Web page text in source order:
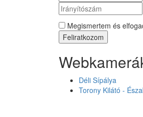
Megismertem és
Déli Sípálya
Torony Kilátó -